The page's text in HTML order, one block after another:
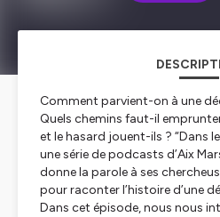
Comment parvient-on à une
Quels chemins faut-il
et le hasard jouent-ils ? “Dans
une série de podcasts d’Aix
donne la parole à ses
pour raconter l’histoire d’une
Dans cet épisode, nous nous